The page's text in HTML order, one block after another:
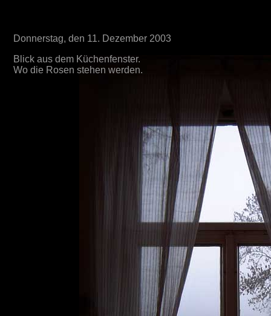
Donnerstag, den 11. Dezember 2003
Blick aus dem Küchenfenster.
Wo die Rosen stehen werden.